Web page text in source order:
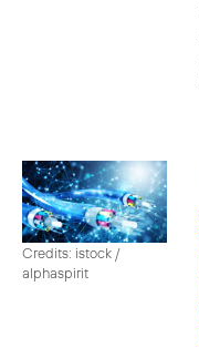
Credits: istock /
alphaspirit